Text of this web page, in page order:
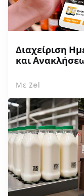
Διαχείριση
και
Με Zel